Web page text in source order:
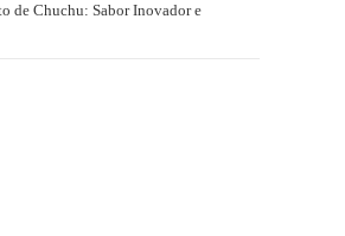
de Chuchu: Sabor Inovador e